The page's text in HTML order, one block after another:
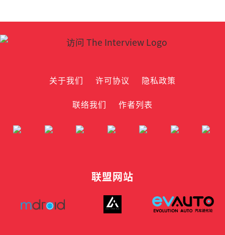
关于我们 许可协议
隐私政策
联络我们
作者列表
联盟网站